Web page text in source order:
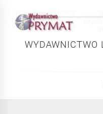
content
WYDAWNICTWO